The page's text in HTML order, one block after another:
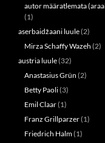
autor määratlemata
(1)
aserbaidžaani luule(2)
Mirza Schaffy Wazeh (2)
austria luule(32)
Anastasius Grün (2)
Betty Paoli(3)
Emil Claar(1)
Franz Grillparzer(1)
Friedrich Halm(1)